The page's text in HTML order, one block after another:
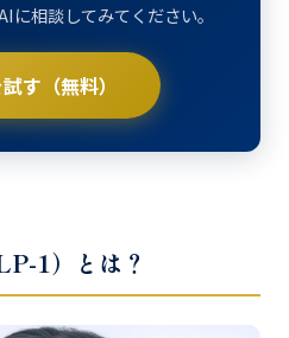
に相談してみてください。
す（無料）
1）とは？